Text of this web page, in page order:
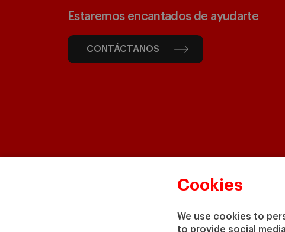
Cookies
We use cookies to
to provide social
Estaremos encantados de ayudarte
CONTÁCTANOS